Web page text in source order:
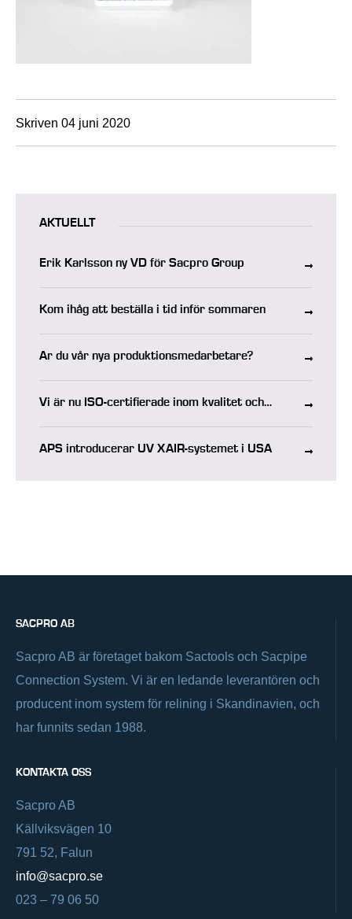
Skriven 04 juni 2020
AKTUELLT
Erik Karlsson ny VD för Sacpro Group
Kom ihåg att beställa i tid inför sommaren
Är du vår nya produktionsmedarbetare?
Vi är nu ISO-certifierade inom kvalitet och
APS introducerar UV XAIR-systemet i USA
SACPRO AB
Sacpro AB är företaget bakom Sactools och Sacpipe
Connection System. Vi är en ledande leverantören och
producent inom system för relining i Skandinavien, och
har funnits sedan 1988.
KONTAKTA OSS
Sacpro AB
Källviksvägen 10
791 52, Falun
info@sacpro.se
023 – 79 06 50